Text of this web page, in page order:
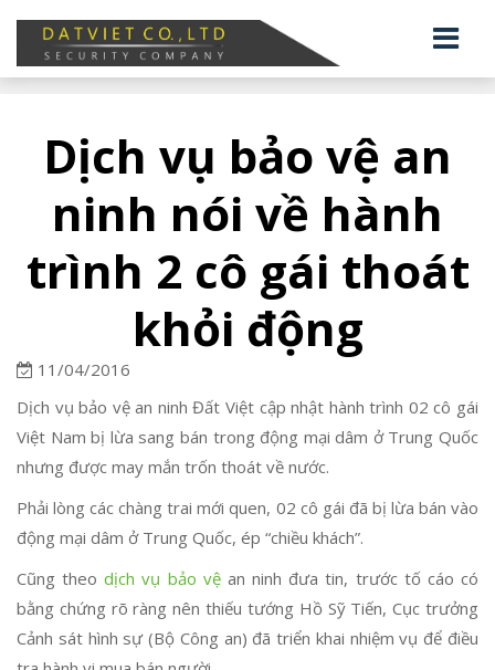
Dịch vụ bảo vệ an
ninh nói về hành
trình 2 cô gái thoát
khỏi động
11/04/2016
Dịch vụ bảo vệ an ninh Đất Việt cập nhật hành trình 02 cô gái
Việt Nam bị lừa sang bán trong động mại dâm ở Trung Quốc
nhưng được may mắn trốn thoát về nước.
Phải lòng các chàng trai mới quen, 02 cô gái đã bị lừa bán vào
động mại dâm ở Trung Quốc, ép “chiều khách”.
Cũng theodịch vụ bảo vệan ninh đưa tin, trước tố cáo có
bằng chứng rõ ràng nên thiếu tướng Hồ Sỹ Tiến, Cục trưởng
Cảnh sát hình sự (Bộ Công an) đã triển khai nhiệm vụ để điều